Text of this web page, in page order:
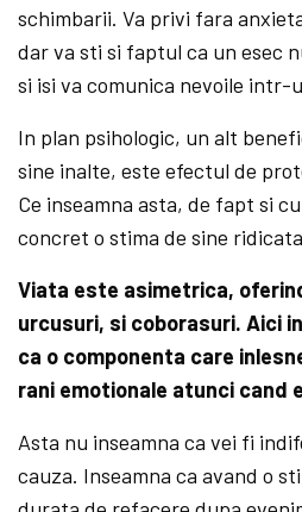
schimbarii. Va privi fara
dar va sti si faptul ca un esec
si isi va comunica nevoile intr-
In plan psihologic, un alt
sine inalte, este efectul de
Ce inseamna asta, de fapt si
concret o stima de sine
Viata este asimetrica,
urcusuri, si coborasuri. Aici
ca o componenta care
rani emotionale atunci cand
Asta nu inseamna ca vei fi
cauza. Inseamna ca avand o